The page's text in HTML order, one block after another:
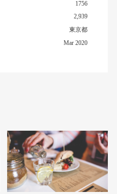
1756
2,939
東京都
Mar 2020